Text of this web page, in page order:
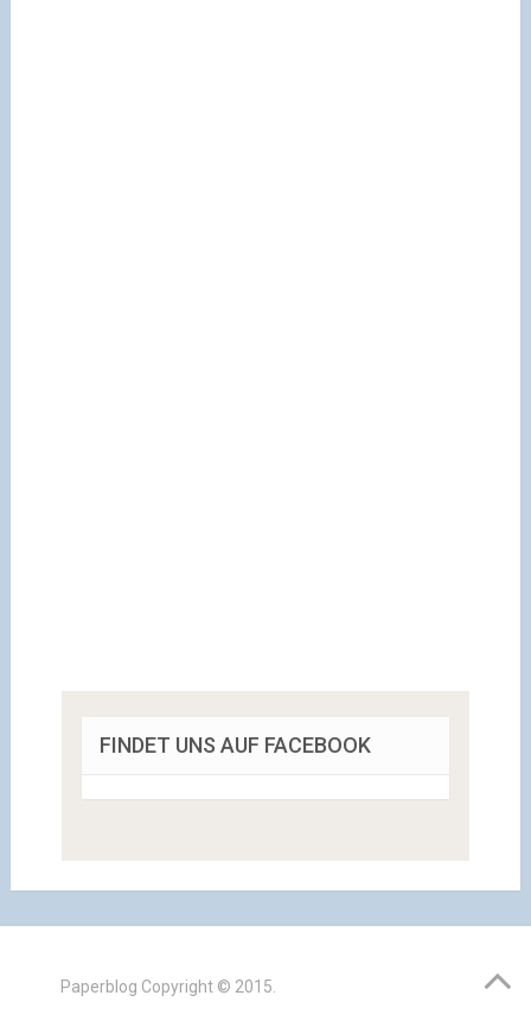
FINDET UNS AUF FACEBOOK
Paperblog Copyright © 2015.